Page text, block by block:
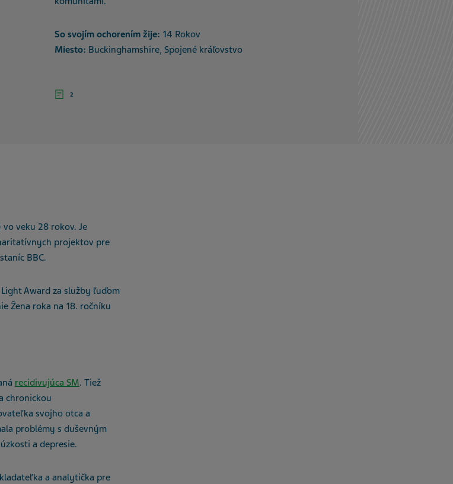
So svojím ochorením žije: 14 Rokov
Miesto: Buckinghamshire, Spojené kráľovstvo
2
vo veku 28 rokov. Je
projektov pre
BBC.
Award za služby ľuďom
Žena roka na 18. ročníku
recidivujúca SM. Tiež
chronickou
svojho otca a
problémy s duševným
a depresie.
a analytička pre